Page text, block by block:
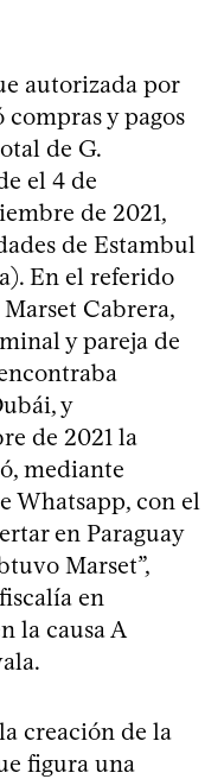
autorizada por
compras y pagos
de G.
el 4 de
de 2021,
de Estambul
En el referido
Cabrera,
y pareja de
y
de 2021 la
mediante
Whatsapp, con el
en Paraguay
Marset”,
en
la causa A
creación de la
figura una